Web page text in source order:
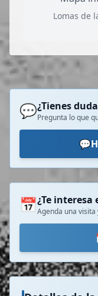
Lomas de
💬¿Tienes
Pregunta lo que
💬
📅¿Te interesa
Agenda una